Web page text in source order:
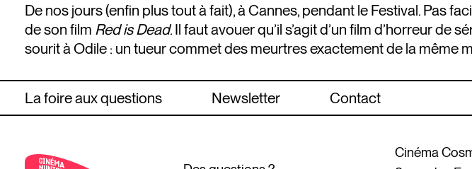
De nos jours (enfin plus tout à fait), à Cannes, pendant le Festival. Pas
de son film Red is Dead. Il faut avouer qu’il s’agit d’un film d’horreur
sourit à Odile : un tueur commet des meurtres exactement de la même
La foire aux questions Newsletter Contact
Cinéma